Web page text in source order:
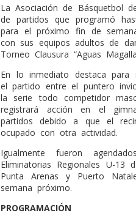
La Asociación de Básquetbol
de partidos que programó
para el próximo fin de
con sus equipos adultos de
Torneo Clausura “Aguas
En lo inmediato destaca para
el partido entre el puntero
la serie todo competidor
registrará acción en el
partidos debido a que el
ocupado con otra actividad.
Igualmente fueron
Eliminatorias Regionales U-
Punta Arenas y Puerto
semana próximo.
PROGRAMACIÓN